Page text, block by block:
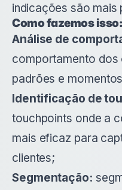
indicações são
Como fazemos isso:
Análise de
comportamento dos
padrões e
Identificação de
touchpoints onde a
mais eficaz para
clientes;
Segmentação: